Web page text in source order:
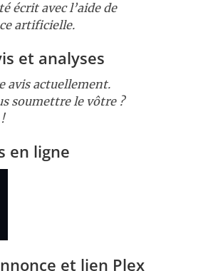
écrit avec l’aide de
artificielle.
et analyses
avis actuellement.
soumettre le vôtre ?
en ligne
et lien Plex